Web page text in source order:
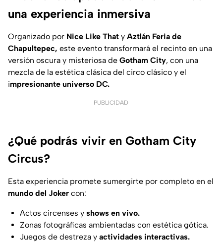
una experiencia inmersiva
Organizado por Nice Like That y Aztlán Feria de
Chapultepec, este evento transformará el recinto en una
versión oscura y misteriosa de Gotham City, con una
mezcla de la estética clásica del circo clásico y el
impresionante universo DC.
PUBLICIDAD
¿Qué podrás vivir en Gotham City
Circus?
Esta experiencia promete sumergirte por completo en el
mundo del Joker con:
Actos circenses y shows en vivo.
Zonas fotográficas ambientadas con estética gótica.
Juegos de destreza y actividades interactivas.